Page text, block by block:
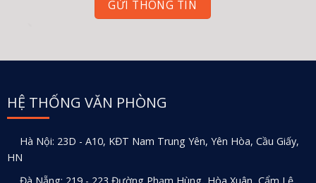
HỆ THỐNG VĂN PHÒNG
Hà Nội: 23D - A10, KĐT Nam Trung Yên, Yên Hòa, Cầu Giấy,
HN